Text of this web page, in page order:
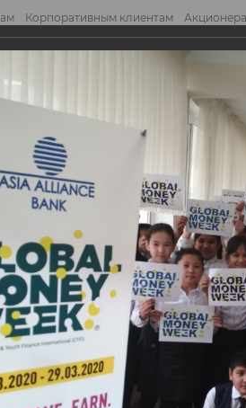
Корпоративным клиентам
Конкурс эссе среди школьников - Global Money
среди
Week!
Week!